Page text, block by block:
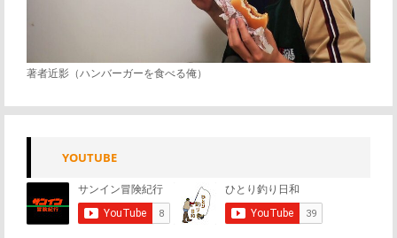
著者近影（ハンバーガーを食べる俺）
YOUTUBE